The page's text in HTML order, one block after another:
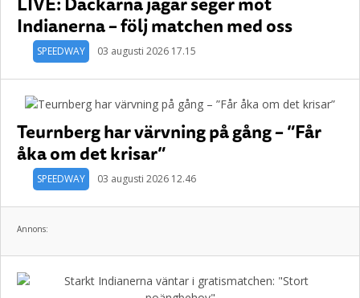
Indianerna – följ matchen med oss
SPEEDWAY 03 augusti 2026 17.15
Teurnberg har värvning på gång – ”Får
åka om det krisar”
SPEEDWAY 03 augusti 2026 12.46
Annons: